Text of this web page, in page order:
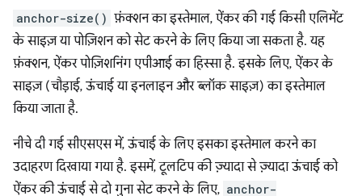
anchor-size() फ़ंक्शन का इस्तेमाल, ऐंकर की गई किसी एलिमेंट
के साइज़ या पोज़िशन को सेट करने के लिए किया जा सकता है. यह
फ़ंक्शन, ऐंकर पोज़िशनिंग एपीआई का हिस्सा है. इसके लिए, ऐंकर के
साइज़ (चौड़ाई, ऊंचाई या इनलाइन और ब्लॉक साइज़) का इस्तेमाल
किया जाता है.
नीचे दी गई सीएसएस में, ऊंचाई के लिए इसका इस्तेमाल करने का
उदाहरण दिखाया गया है. इसमें, टूलटिप की ज़्यादा से ज़्यादा ऊंचाई को
ऐंकर की ऊंचाई से दो गुना सेट करने के लिए, anchor-